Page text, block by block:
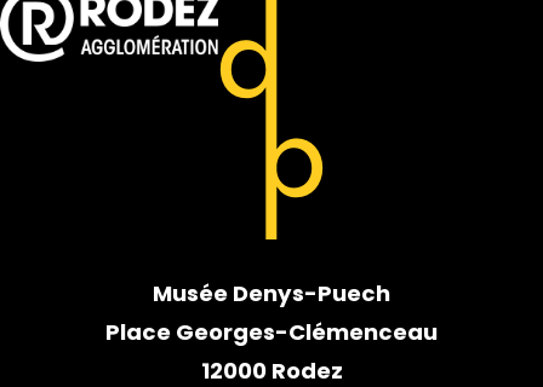
Musée Denys-Puech
Place Georges-Clémenceau
12000 Rodez